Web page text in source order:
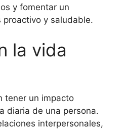
y fomentar un
y saludable.
la vida
tener un impacto
diaria de una persona.
interpersonales,